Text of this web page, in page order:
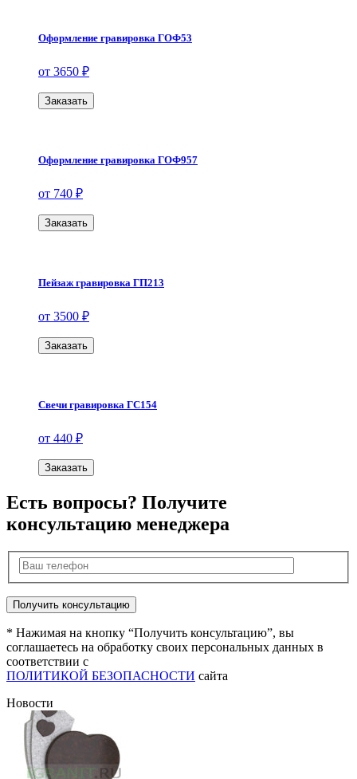
Оформление гравировка ГОФ53
от 3650 ₽
Заказать
Оформление гравировка ГОФ957
от 740 ₽
Заказать
Пейзаж гравировка ГП213
от 3500 ₽
Заказать
Свечи гравировка ГС154
от 440 ₽
Заказать
Есть вопросы? Получите
консультацию менеджера
* Нажимая на кнопку “Получить консультацию”, вы
соглашаетесь на обработку своих персональных данных в
соответствии с
ПОЛИТИКОЙ БЕЗОПАСНОСТИ сайта
Новости